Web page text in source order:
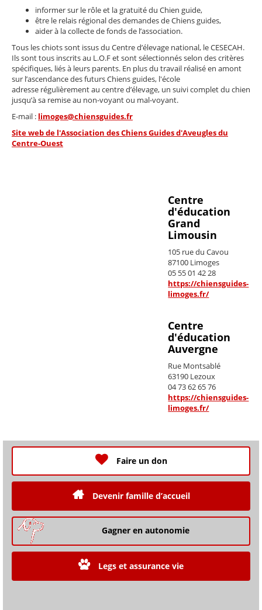
informer sur le rôle et la gratuité du Chien guide,
être le relais régional des demandes de Chiens guides,
aider à la collecte de fonds de l’association.
Tous les chiots sont issus du Centre d’élevage national, le CESECAH.
Ils sont tous inscrits au L.O.F et sont sélectionnés selon des critères
spécifiques, liés à leurs parents. En plus du travail réalisé en amont
sur l’ascendance des futurs Chiens guides, l'école
adresse régulièrement au centre d’élevage, un suivi complet du chien
jusqu’à sa remise au non-voyant ou mal-voyant.
E-mail : limoges@chiensguides.fr
Site web de l'Association des Chiens Guides d'Aveugles du
Centre-Ouest
Centre
d'éducation
Grand
Limousin
105 rue du Cavou
87100 Limoges
05 55 01 42 28
https://chiensguides-
limoges.fr/
Centre
d'éducation
Auvergne
Rue Montsablé
63190 Lezoux
04 73 62 65 76
https://chiensguides-
limoges.fr/
Faire un don
Devenir famille d’accueil
Gagner en autonomie
Legs et assurance vie